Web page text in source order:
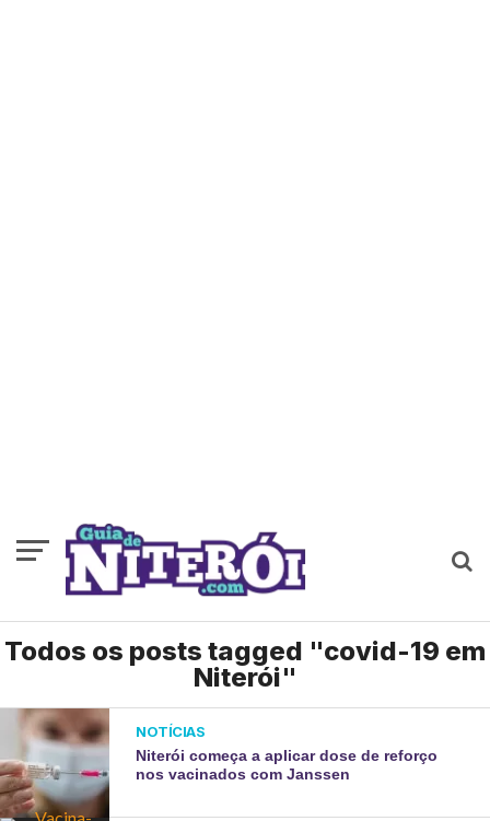
Todos os posts tagged "covid-19 em
Niterói"
NOTÍCIAS
Niterói começa a aplicar dose de reforço
nos vacinados com Janssen